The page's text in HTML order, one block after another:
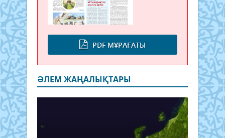
PDF МҰРАҒАТЫ
ӘЛЕМ ЖАҢАЛЫҚТАРЫ